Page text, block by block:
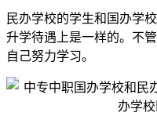
民办学校的学生和国办学
升学待遇上是一样的。不
自己努力学习。